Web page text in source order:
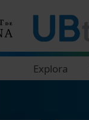
Explora